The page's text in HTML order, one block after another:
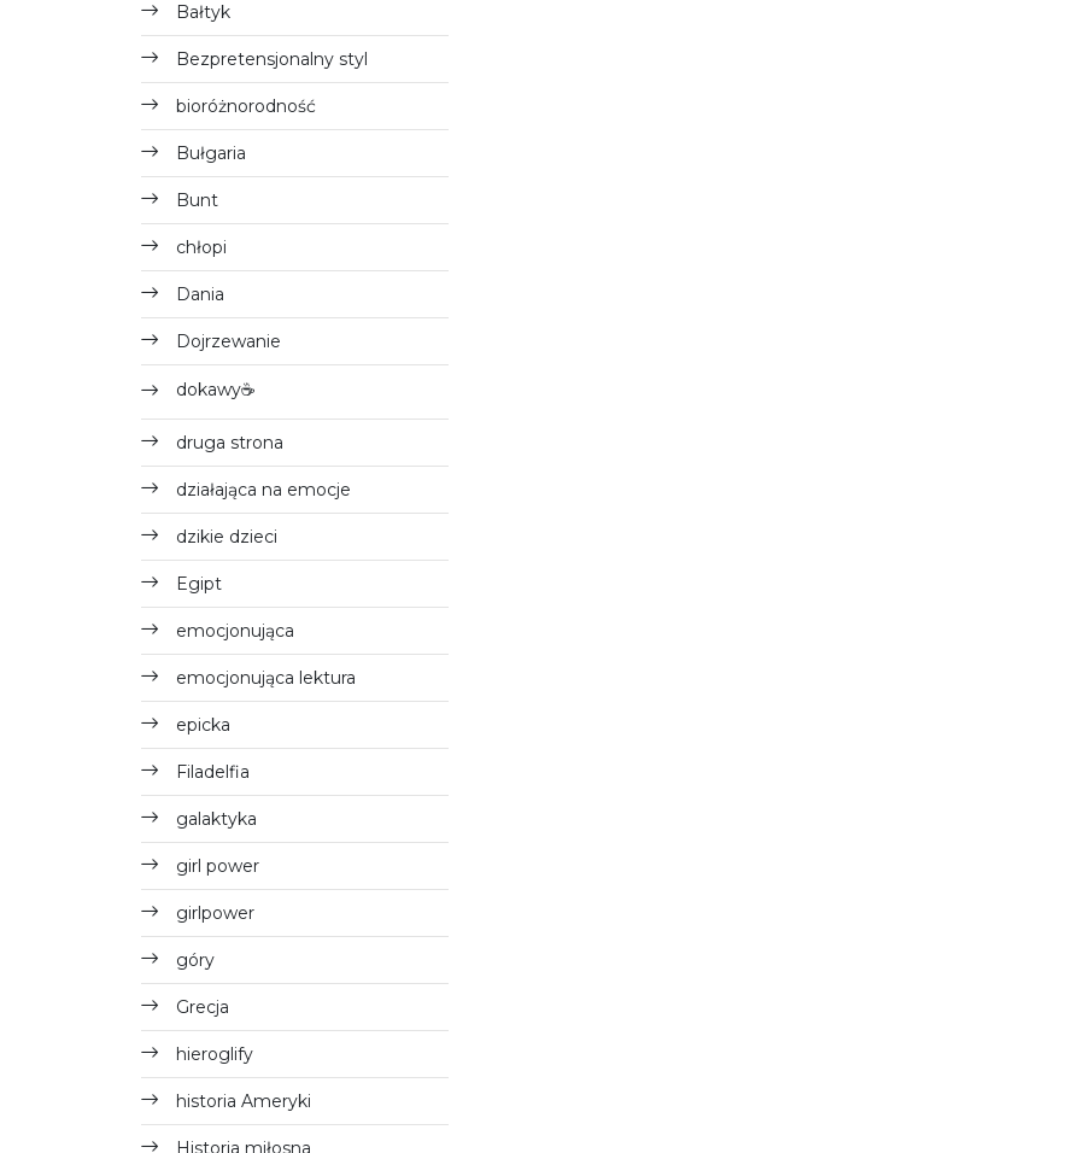
Bałtyk
Bezpretensjonalny styl
bioróżnorodność
Bułgaria
Bunt
chłopi
Dania
Dojrzewanie
dokawy☕
druga strona
działająca na emocje
dzikie dzieci
Egipt
emocjonująca
emocjonująca lektura
epicka
Filadelfia
galaktyka
girl power
girlpower
góry
Grecja
hieroglify
historia Ameryki
Historia miłosna